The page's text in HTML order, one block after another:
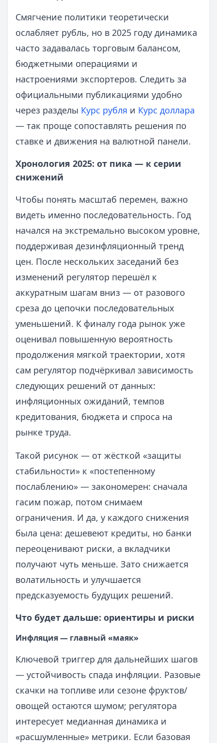
Смягчение политики теоретически
ослабляет рубль, но в 2025 году динамика
часто задавалась торговым балансом,
бюджетными операциями и
настроениями экспортеров. Следить за
официальными публикациями удобно
через разделы Курс рубля и Курс доллара
— так проще сопоставлять решения по
ставке и движения на валютной панели.
Хронология 2025: от пика — к серии
снижений
Чтобы понять масштаб перемен, важно
видеть именно последовательность. Год
начался на экстремально высоком уровне,
поддерживая дезинфляционный тренд
цен. После нескольких заседаний без
изменений регулятор перешёл к
аккуратным шагам вниз — от разового
среза до цепочки последовательных
уменьшений. К финалу года рынок уже
оценивал повышенную вероятность
продолжения мягкой траектории, хотя
сам регулятор подчёркивал зависимость
следующих решений от данных:
инфляционных ожиданий, темпов
кредитования, бюджета и спроса на
рынке труда.
Такой рисунок — от жёсткой «защиты
стабильности» к «постепенному
послаблению» — закономерен: сначала
гасим пожар, потом снимаем
ограничения. И да, у каждого снижения
была цена: дешевеют кредиты, но банки
переоценивают риски, а вкладчики
получают чуть меньше. Зато снижается
волатильность и улучшается
предсказуемость будущих решений.
Что будет дальше: ориентиры и риски
Инфляция — главный «маяк»
Ключевой триггер для дальнейших шагов
— устойчивость спада инфляции. Разовые
скачки на топливе или сезоне фруктов/
овощей остаются шумом; регулятора
интересует медианная динамика и
«расшумленные» метрики. Если базовая